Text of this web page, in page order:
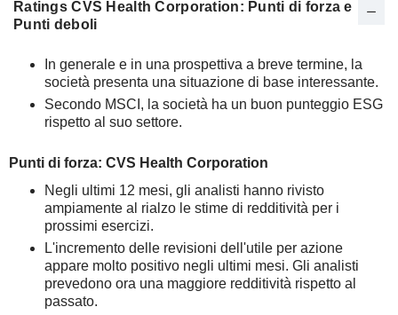
Ratings CVS Health Corporation: Punti di forza e
Punti deboli
In generale e in una prospettiva a breve termine, la
società presenta una situazione di base interessante.
Secondo MSCI, la società ha un buon punteggio ESG
rispetto al suo settore.
Punti di forza: CVS Health Corporation
Negli ultimi 12 mesi, gli analisti hanno rivisto
ampiamente al rialzo le stime di redditività per i
prossimi esercizi.
L'incremento delle revisioni dell'utile per azione
appare molto positivo negli ultimi mesi. Gli analisti
prevedono ora una maggiore redditività rispetto al
passato.